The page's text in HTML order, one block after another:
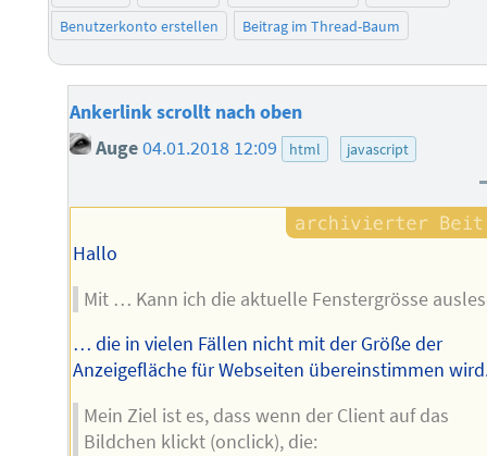
Benutzerkonto erstellen
Beitrag im Thread-Baum
Ankerlink scrollt nach oben
Auge04.01.2018 12:09 html javascript
Hallo
Mit … Kann ich die aktuelle Fenstergrösse
… die in vielen Fällen nicht mit der Größe der
Anzeigefläche für Webseiten übereinstimmen
Mein Ziel ist es, dass wenn der Client auf das
Bildchen klickt (onclick), die: